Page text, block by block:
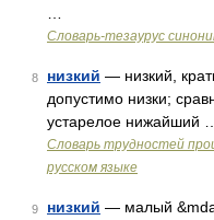
Словарь-тезаурус
8 низкий — низкий,
допустимо низки;
устарелое нижайший …
Словарь трудностей
русском языке
9 низкий — малый